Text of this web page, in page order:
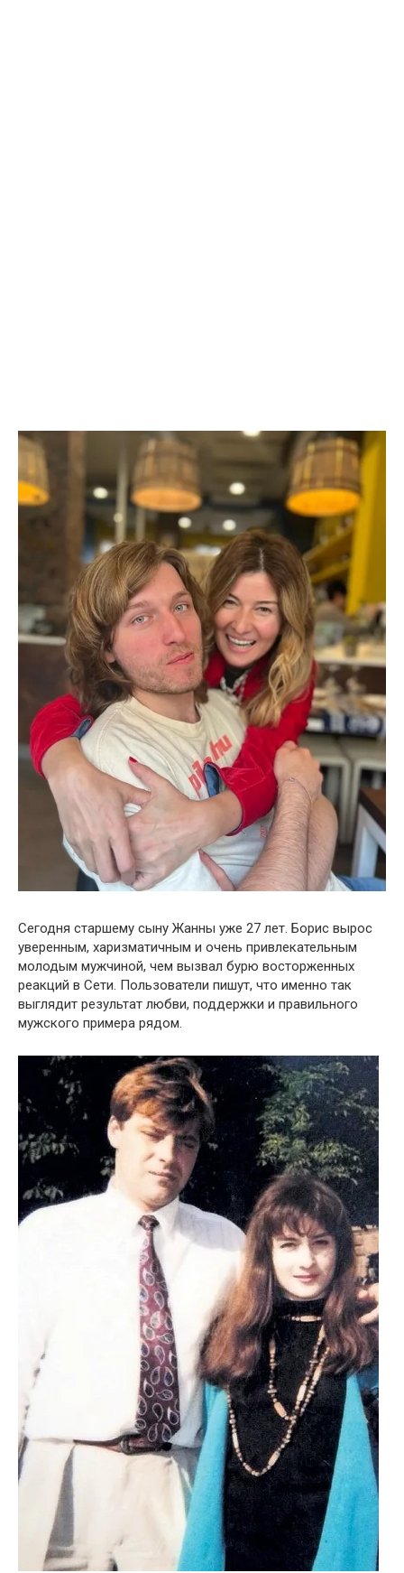
Сегодня старшему сыну Жанны уже 27 лет. Борис вырос
уверенным, харизматичным и очень привлекательным
молодым мужчиной, чем вызвал бурю восторженных
реакций в Сети. Пользователи пишут, что именно так
выглядит результат любви, поддержки и правильного
мужского примера рядом.